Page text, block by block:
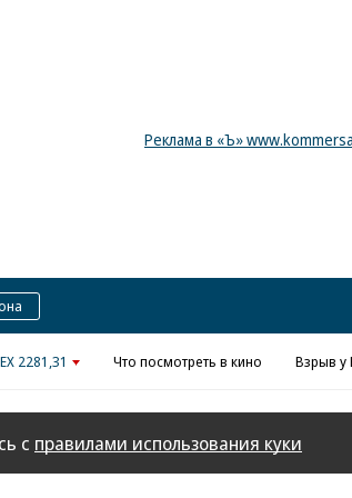
Реклама в «Ъ»
2281,31 Что посмотреть в кино Взрыв у
с правилами использования куки